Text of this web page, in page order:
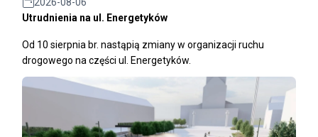
Utrudnienia na ul. Energetyków
Od 10 sierpnia br. nastąpią zmiany w organizacji ruchu
drogowego na części ul. Energetyków.